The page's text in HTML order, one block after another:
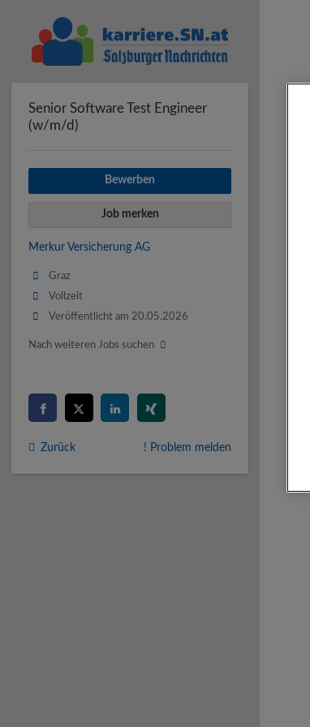
Senior Software Test Engineer
(w/m/d)
Bewerben
Job merken
Merkur Versicherung AG
Graz
Vollzeit
Veröffentlicht am 20.05.2026
Nach weiteren Jobs suchen
Zurück ! Problem melden